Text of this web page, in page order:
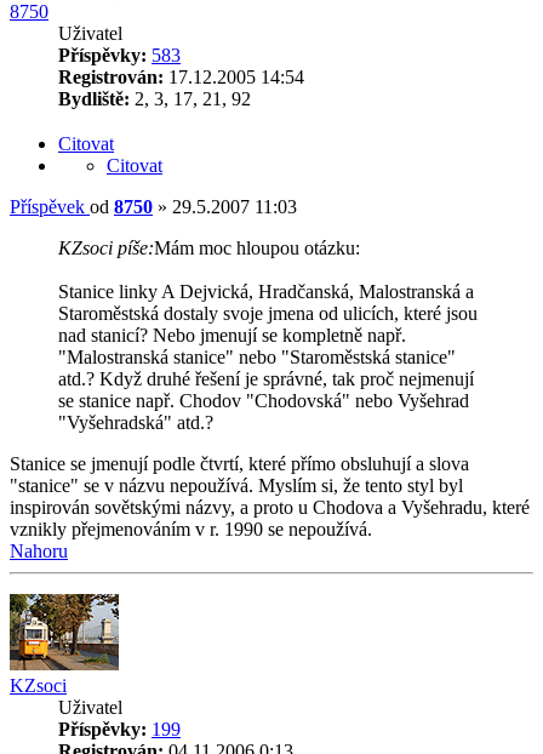
8750
Uživatel
Příspěvky: 583
Registrován: 17.12.2005 14:54
Bydliště: 2, 3, 17, 21, 92
Citovat
Citovat
Příspěvek od 8750 » 29.5.2007 11:03
KZsoci píše:Mám moc hloupou otázku:
Stanice linky A Dejvická, Hradčanská, Malostranská a
Staroměstská dostaly svoje jmena od ulicích, které jsou
nad stanicí? Nebo jmenují se kompletně např.
"Malostranská stanice" nebo "Staroměstská stanice"
atd.? Když druhé řešení je správné, tak proč nejmenují
se stanice např. Chodov "Chodovská" nebo Vyšehrad
"Vyšehradská" atd.?
Stanice se jmenují podle čtvrtí, které přímo obsluhují a slova
"stanice" se v názvu nepoužívá. Myslím si, že tento styl byl
inspirován sovětskými názvy, a proto u Chodova a Vyšehradu, které
vznikly přejmenováním v r. 1990 se nepoužívá.
Nahoru
KZsoci
Uživatel
Příspěvky: 199